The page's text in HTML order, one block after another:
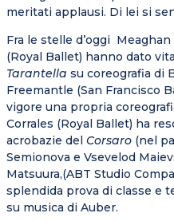
meritati applausi. Di lei si
Fra le stelle d’oggi
(Royal Ballet) hanno dato
Tarantella su coreografia di
Freemantle (San Francisco
vigore una propria
Corrales (Royal Ballet) ha
acrobazie del Corsaro (nel
Semionova e Vsevelod
Matsuura,(ABT Studio
splendida prova di classe e
su musica di Auber.